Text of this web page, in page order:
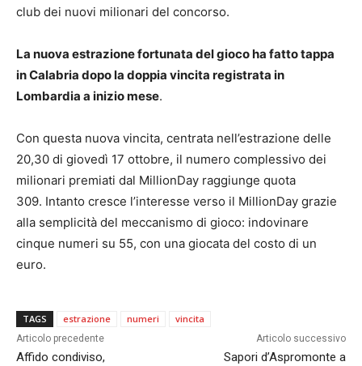
club dei nuovi milionari del concorso.
La nuova estrazione fortunata del gioco ha fatto tappa
in Calabria dopo la doppia vincita registrata in
Lombardia a inizio mese.
Con questa nuova vincita, centrata nell’estrazione delle
20,30 di giovedì 17 ottobre, il numero complessivo dei
milionari premiati dal MillionDay raggiunge quota
309. Intanto cresce l’interesse verso il MillionDay grazie
alla semplicità del meccanismo di gioco: indovinare
cinque numeri su 55, con una giocata del costo di un
euro.
TAGS estrazione numeri vincita
Articolo precedente
Affido condiviso,
Articolo successivo
Sapori d’Aspromonte a